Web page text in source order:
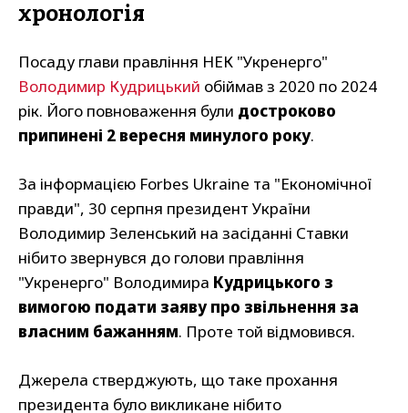
хронологія
Посаду глави правління НЕК "Укренерго"
Володимир Кудрицький обіймав з 2020 по 2024
рік. Його повноваження були достроково
припинені 2 вересня минулого року.
За інформацією Forbes Ukraine та "Економічної
правди", 30 серпня президент України
Володимир Зеленський на засіданні Ставки
нібито звернувся до голови правління
"Укренерго" Володимира Кудрицького з
вимогою подати заяву про звільнення за
власним бажанням. Проте той відмовився.
Джерела стверджують, що таке прохання
президента було викликане нібито